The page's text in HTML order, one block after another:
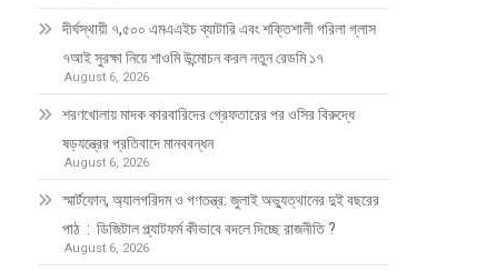
দীর্ঘস্থায়ী ৭,৫০০ এমএএইচ ব্যাটারি এবং শক্তিশালী গরিলা গ্লাস
৭আই সুরক্ষা নিয়ে শাওমি উন্মোচন করল নতুন রেডমি ১৭
August 6, 2026
শরণখোলায় মাদক কারবারিদের গ্রেফতারের পর ওসির বিরুদ্ধে
ষড়যন্ত্রের প্রতিবাদে মানববন্ধন
August 6, 2026
স্মার্টফোন, অ্যালগরিদম ও গণতন্ত্র: জুলাই অভ্যুত্থানের দুই বছরের
পাঠ : ডিজিটাল প্ল্যাটফর্ম কীভাবে বদলে দিচ্ছে রাজনীতি ?
August 6, 2026